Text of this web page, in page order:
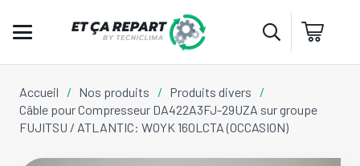
Accueil / Nos produits / Produits divers
/
Câble pour Compresseur DA422A3FJ-29UZA sur groupe
FUJITSU / ATLANTIC: WOYK 160LCTA (OCCASION)